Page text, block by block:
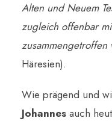
Alten und Neuem
zugleich offenbar
zusammengetroffen
Häresien).
Wie prägend und
Johannesauch